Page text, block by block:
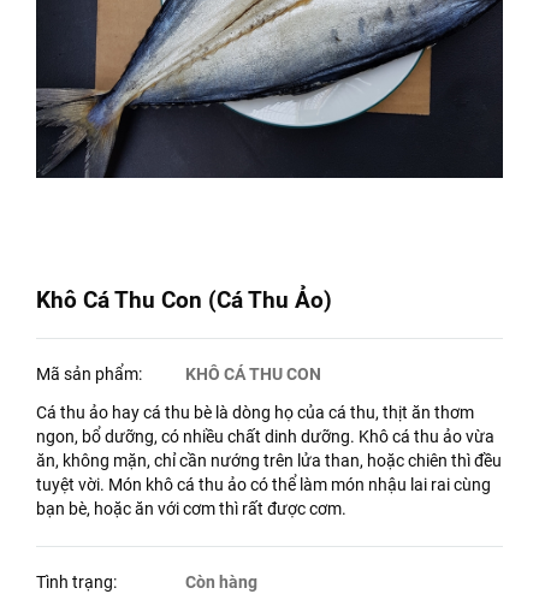
Khô Cá Thu Con (Cá Thu Ảo)
Mã sản phẩm:
KHÔ CÁ THU CON
Cá thu ảo hay cá thu bè là dòng họ của cá thu, thịt ăn thơm
ngon, bổ dưỡng, có nhiều chất dinh dưỡng. Khô cá thu ảo vừa
ăn, không mặn, chỉ cần nướng trên lửa than, hoặc chiên thì đều
tuyệt vời. Món khô cá thu ảo có thể làm món nhậu lai rai cùng
bạn bè, hoặc ăn với cơm thì rất được cơm.
Tình trạng: Còn hàng